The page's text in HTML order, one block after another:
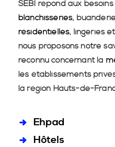
SEBI répond aux
blanchisseries,
résidentielles, lingeries
nous proposons notre
reconnu concernant la
les établissements
la région Hauts-de-
Ehpad
Hôtels